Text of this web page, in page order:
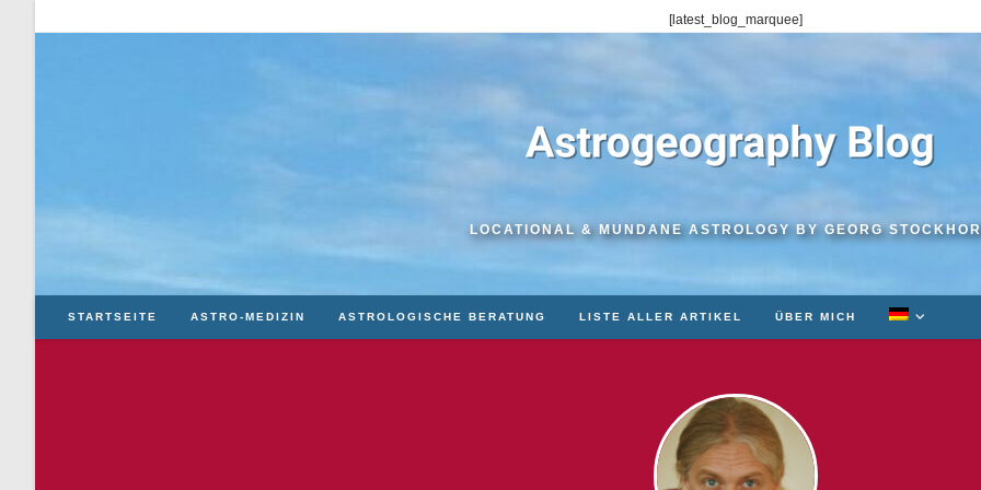
Inhalt
[latest_blog_marquee]
LOCATIONAL & MUNDANE ASTROLOGY BY GEORG
STARTSEITE ASTRO-MEDIZIN ASTROLOGISCHE BERATUNG LISTE ALLER ARTIKEL ÜBER MICH